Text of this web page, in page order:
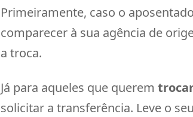
Primeiramente, caso o
comparecer à sua agência de
a troca.
Já para aqueles que querem
solicitar a transferência. Leve o